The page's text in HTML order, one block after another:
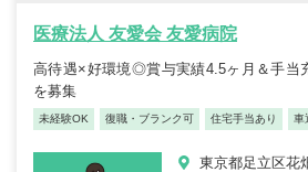
医療法人 友愛会 友愛病院
高待遇×好環境◎賞与実績4.5ヶ月＆手当
を募集
未経験OK 復職・ブランク可 住宅手当あり 車
東京都足立区花